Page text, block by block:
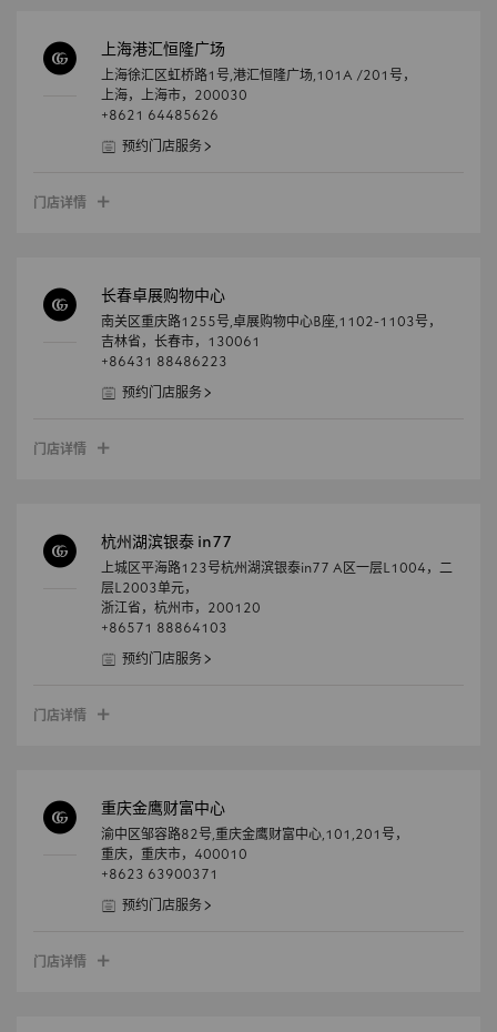
上海港汇恒隆广场
上海徐汇区虹桥路1号,港汇恒隆广场,101A /201号，
上海， 上海市， 200030
+8621 64485626
预约门店服务
门店详情
长春卓展购物中心
南关区重庆路1255号,卓展购物中心B座,1102-1103号，
吉林省， 长春市， 130061
+86431 88486223
预约门店服务
门店详情
杭州湖滨银泰 in77
上城区平海路123号杭州湖滨银泰in77 A区一层L1004，二
层L2003单元，
浙江省， 杭州市， 200120
+86571 88864103
预约门店服务
门店详情
重庆金鹰财富中心
渝中区邹容路82号,重庆金鹰财富中心,101,201号，
重庆， 重庆市， 400010
+8623 63900371
预约门店服务
门店详情